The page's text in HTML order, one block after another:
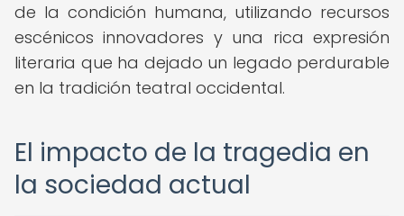
de la condición humana, utilizando recursos
escénicos innovadores y una rica expresión
literaria que ha dejado un legado perdurable
en la tradición teatral occidental.
El impacto de la tragedia en
la sociedad actual